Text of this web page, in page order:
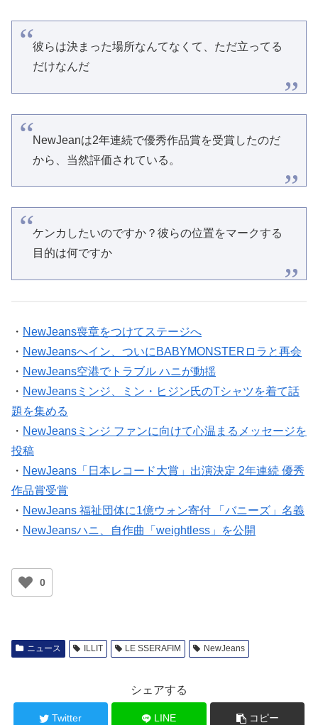
彼らは決まった場所なんてなくて、ただ立ってる
だけなんだ
NewJeanは2年連続で優秀作品賞を受賞したのだ
から、当然評価されている。
ケンカしたいのですか？彼らの位置をマークする
目的は何ですか
・ NewJeans喪章をつけてステージへ
・ NewJeansへイン、ついにBABYMONSTERロラと再会
・ NewJeans空港でトラブル ハニが動揺
・ NewJeansミンジ、ミン・ヒジン氏のTシャツを着て話
題を集める
・ NewJeansミンジ ファンに向けて心温まるメッセージを
投稿
・ NewJeans「日本レコード大賞」出演決定 2年連続 優秀
作品賞受賞
・ NewJeans 福祉団体に1億ウォン寄付 「バニーズ」名義
・ NewJeansハニ、自作曲「weightless」を公開
0
ニュース ILLIT LE SSERAFIM NewJeans
シェアする
Twitter LINE コピー